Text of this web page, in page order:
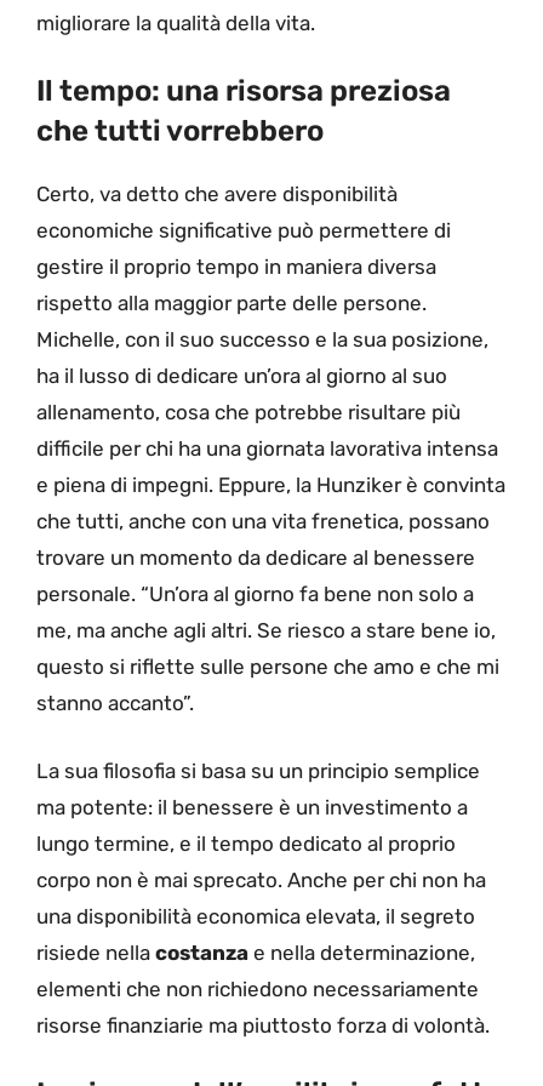
migliorare la qualità della vita.
Il tempo: una risorsa preziosa
che tutti vorrebbero
Certo, va detto che avere disponibilità
economiche significative può permettere di
gestire il proprio tempo in maniera diversa
rispetto alla maggior parte delle persone.
Michelle, con il suo successo e la sua posizione,
ha il lusso di dedicare un’ora al giorno al suo
allenamento, cosa che potrebbe risultare più
difficile per chi ha una giornata lavorativa intensa
e piena di impegni. Eppure, la Hunziker è convinta
che tutti, anche con una vita frenetica, possano
trovare un momento da dedicare al benessere
personale. “Un’ora al giorno fa bene non solo a
me, ma anche agli altri. Se riesco a stare bene io,
questo si riflette sulle persone che amo e che mi
stanno accanto”.
La sua filosofia si basa su un principio semplice
ma potente: il benessere è un investimento a
lungo termine, e il tempo dedicato al proprio
corpo non è mai sprecato. Anche per chi non ha
una disponibilità economica elevata, il segreto
risiede nella costanza e nella determinazione,
elementi che non richiedono necessariamente
risorse finanziarie ma piuttosto forza di volontà.